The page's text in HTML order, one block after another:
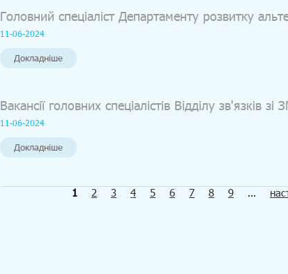
Головний спеціаліст Департаменту розвитку
11-06-2024
Докладніше
Вакансії головних спеціалістів Відділу зв'язків зі
11-06-2024
Докладніше
1 2 3 4 5 6 7 8 9 …